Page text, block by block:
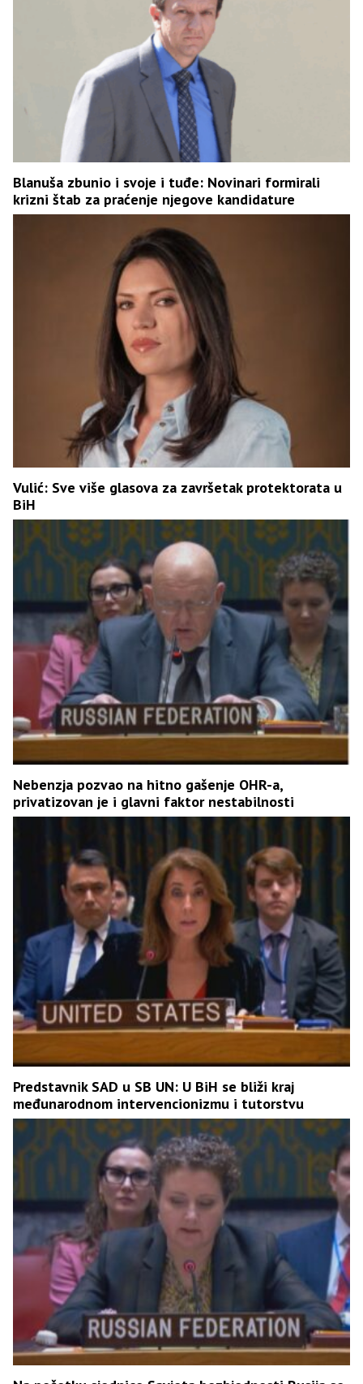
Blanuša zbunio i svoje i tuđe: Novinari formirali
krizni štab za praćenje njegove kandidature
Vulić: Sve više glasova za završetak protektorata u
BiH
Nebenzja pozvao na hitno gašenje OHR-a,
privatizovan je i glavni faktor nestabilnosti
Predstavnik SAD u SB UN: U BiH se bliži kraj
međunarodnom intervencionizmu i tutorstvu